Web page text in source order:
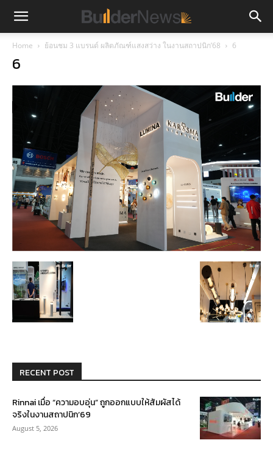
Home ย้อนชม 3 แบรนด์ ผลิตภัณฑ์แสงสว่าง ในงานสถาปนิก’68 6
6
RECENT POST
Rinnai เมื่อ “ความอบอุ่น” ถูกออกแบบให้สัมผัสได้
จริงในงานสถาปนิก’69
August 5, 2026